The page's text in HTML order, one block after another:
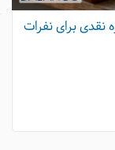
نقدی برای نفرات